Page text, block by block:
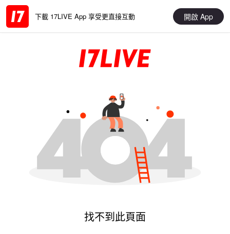
下載 17LIVE App 享受更直接互動 開啟 App
找不到此頁面